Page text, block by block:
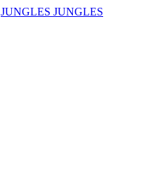
JUNGLES JUNGLES